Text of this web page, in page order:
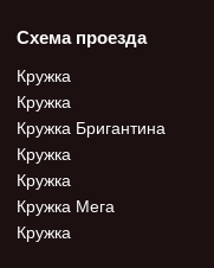
Схема проезда
Кружка
Кружка
Кружка Бригантина
Кружка
Кружка
Кружка Мега
Кружка